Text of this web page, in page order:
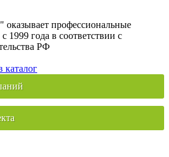
профессиональные
1999 года в соответствии с
РФ